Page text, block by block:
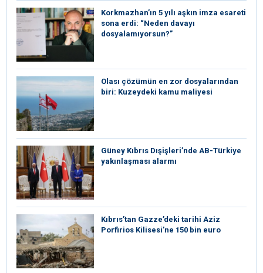
Korkmazhan’ın 5 yılı aşkın imza esareti
sona erdi: “Neden davayı
dosyalamıyorsun?”
Olası çözümün en zor dosyalarından
biri: Kuzeydeki kamu maliyesi
Güney Kıbrıs Dışişleri’nde AB-Türkiye
yakınlaşması alarmı
Kıbrıs’tan Gazze’deki tarihi Aziz
Porfirios Kilisesi’ne 150 bin euro